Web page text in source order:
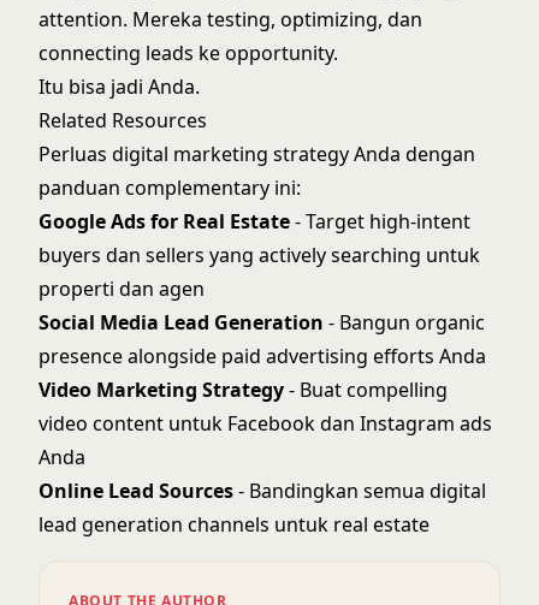
attention. Mereka testing, optimizing, dan
connecting leads ke opportunity.
Itu bisa jadi Anda.
Related Resources
Perluas digital marketing strategy Anda dengan
panduan complementary ini:
Google Ads for Real Estate- Target high-intent
buyers dan sellers yang actively searching untuk
properti dan agen
Social Media Lead Generation - Bangun organic
presence alongside paid advertising efforts Anda
Video Marketing Strategy- Buat compelling
video content untuk Facebook dan Instagram ads
Anda
Online Lead Sources- Bandingkan semua digital
lead generation channels untuk real estate
ABOUT THE AUTHOR